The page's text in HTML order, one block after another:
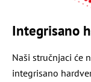
Integrisano
Naši stručnjaci će
integrisano